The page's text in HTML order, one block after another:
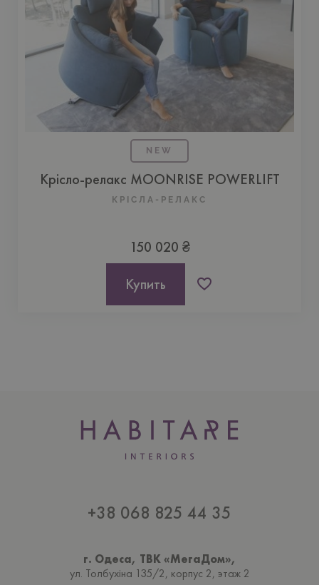
NEW
Крісло-релакс MOONRISE POWERLIFT
КРІСЛА-РЕЛАКС
150 020 ₴
Купить
+38 068 825 44 35
г. Одеса, ТВК «МегаДом»,
ул. Толбухiна 135/2, корпус 2, этаж 2